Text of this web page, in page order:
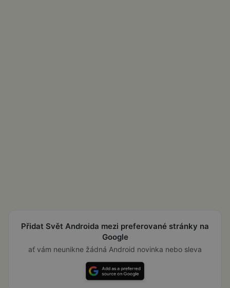
Přidat Svět Androida mezi preferované stránky na
Google
ať vám neunikne žádná Android novinka nebo sleva